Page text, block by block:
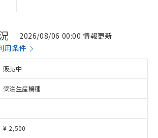
2026/08/06 00:00 情報更新
用条件
販売中
受注生産機種
¥ 2,500